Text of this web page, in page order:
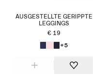
AUSGESTELLTE GERIPPTE
LEGGINGS
€ 19
+5